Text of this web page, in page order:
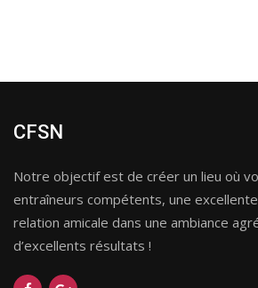
CFSN
Notre objectif est de créer un lieu où
entraîneurs compétents, une
relation amicale dans une ambiance
d’excellents résultats !